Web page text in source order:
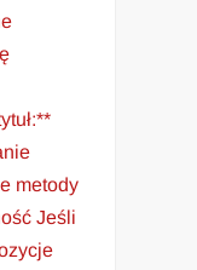
metody
Jeśli